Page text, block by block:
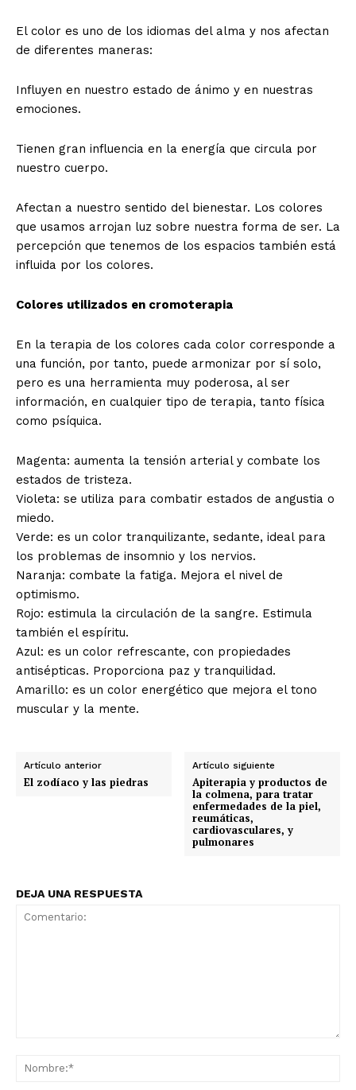
El color es uno de los idiomas del alma y nos afectan
de diferentes maneras:
Influyen en nuestro estado de ánimo y en nuestras
emociones.
Tienen gran influencia en la energía que circula por
nuestro cuerpo.
Afectan a nuestro sentido del bienestar. Los colores
que usamos arrojan luz sobre nuestra forma de ser. La
percepción que tenemos de los espacios también está
influida por los colores.
Colores utilizados en cromoterapia
En la terapia de los colores cada color corresponde a
una función, por tanto, puede armonizar por sí solo,
pero es una herramienta muy poderosa, al ser
información, en cualquier tipo de terapia, tanto física
como psíquica.
Magenta: aumenta la tensión arterial y combate los
estados de tristeza.
Violeta: se utiliza para combatir estados de angustia o
miedo.
Verde: es un color tranquilizante, sedante, ideal para
los problemas de insomnio y los nervios.
Naranja: combate la fatiga. Mejora el nivel de
optimismo.
Rojo: estimula la circulación de la sangre. Estimula
también el espíritu.
Azul: es un color refrescante, con propiedades
antisépticas. Proporciona paz y tranquilidad.
Amarillo: es un color energético que mejora el tono
muscular y la mente.
Artículo anterior
El zodíaco y las piedras
Artículo siguiente
Apiterapia y productos de
la colmena, para tratar
enfermedades de la piel,
reumáticas,
cardiovasculares, y
pulmonares
DEJA UNA RESPUESTA